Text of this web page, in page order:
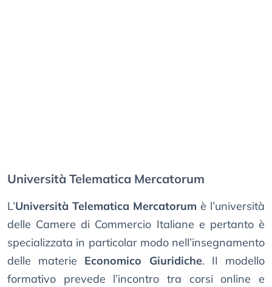
Università Telematica Mercatorum
L’Università Telematica Mercatorum è l’università
delle Camere di Commercio Italiane e pertanto è
specializzata in particolar modo nell’insegnamento
delle materie Economico Giuridiche. II modello
formativo prevede l’incontro tra corsi online e